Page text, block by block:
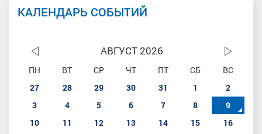
КАЛЕНДАРЬ СОБЫТИЙ
АВГУСТ 2026
ПН ВТ СР ЧТ ПТ СБ
ВС
27
28 29 30 31 1
2
3
4 5 6 7 8
9
10
11 12 13 14 15
16